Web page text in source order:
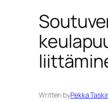
Written byPekka